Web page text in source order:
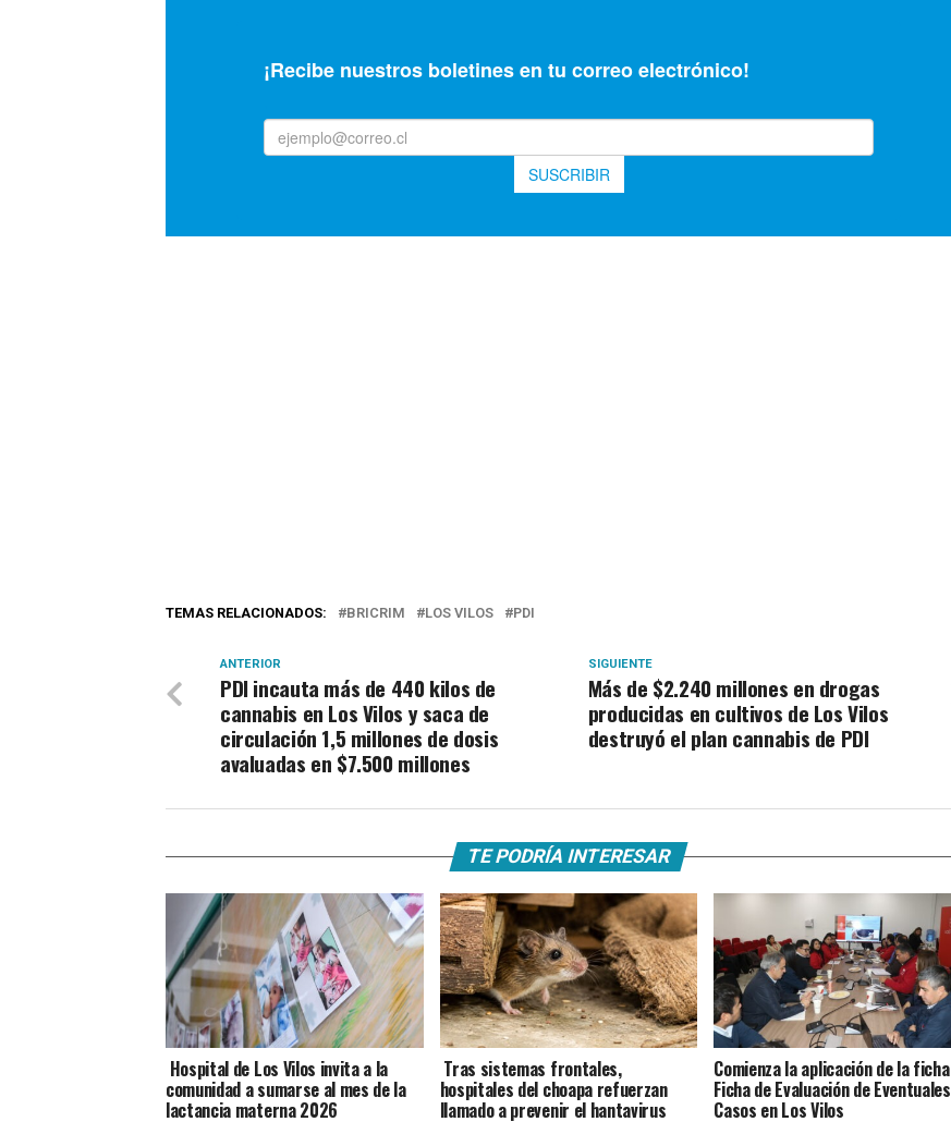
TEMAS RELACIONADOS: BRICRIM LOS VILOS PDI
SIGUIENTE
Más de $2.240 millones en drogas
producidas en cultivos de Los Vilos
destruyó el plan cannabis de PDI
ANTERIOR
PDI incauta más de 440 kilos de
cannabis en Los Vilos y saca de
circulación 1,5 millones de dosis
avaluadas en $7.500 millones
TE PODRÍA INTERESAR
Hospital de Los Vilos invita a la
comunidad a sumarse al mes de la
lactancia materna 2026
Tras sistemas frontales,
hospitales del choapa refuerzan
llamado a prevenir el hantavirus
Comienza la aplicación de la ficha
Ficha de Evaluación de Eventuales
Casos en Los Vilos